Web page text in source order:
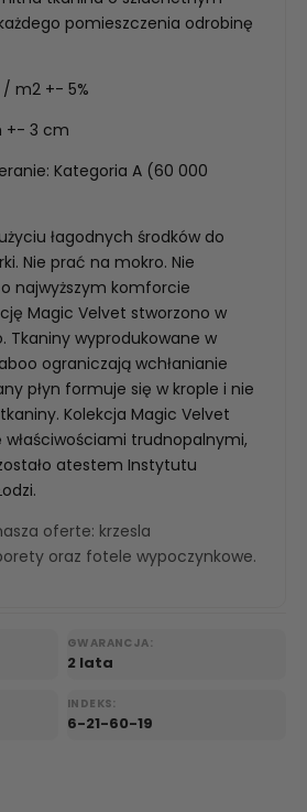
pomieszczenia odrobinę
m2 +- 5%
+- 3 cm
Kategoria A (60 000
łagodnych środków do
Nie prać na mokro. Nie
najwyższym komforcie
Magic Velvet stworzono w
Tkaniny wyprodukowane w
ograniczają wchłanianie
płyn formuje się w krople i nie
Kolekcja Magic Velvet
trudnopalnymi,
atestem Instytutu
oferte: krzesla
oraz fotele wypoczynkowe.
GWARANCJA:
2 lata
INDEKS:
6-21-60-19